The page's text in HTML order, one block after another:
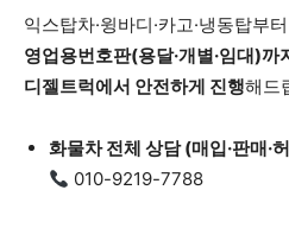
익스탑차·윙바디·카고·냉동탑부터
영업용번호판(용달·개별·임대)까
디젤트럭에서 안전하게 진행해드
화물차 전체 상담 (매입·판매·
010-9219-7788